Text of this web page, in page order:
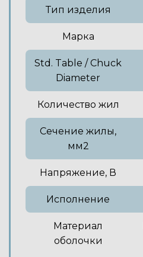
Тип изделия
Марка
Std. Table / Chuck
Diameter
Количество жил
Сечение жилы,
мм2
Напряжение, В
Исполнение
Материал
оболочки